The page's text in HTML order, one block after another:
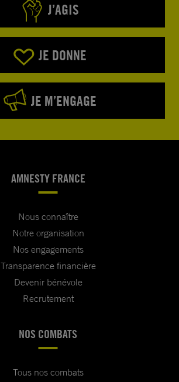
J’AGIS
JE DONNE
JE M’ENGAGE
AMNESTY FRANCE
Nous connaître
Notre organisation
Nos engagements
Transparence financière
Devenir bénévole
Recrutement
NOS COMBATS
Tous nos combats